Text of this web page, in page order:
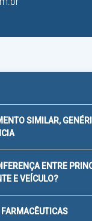
SIMILAR,
ENTRE
E VEÍCULO?